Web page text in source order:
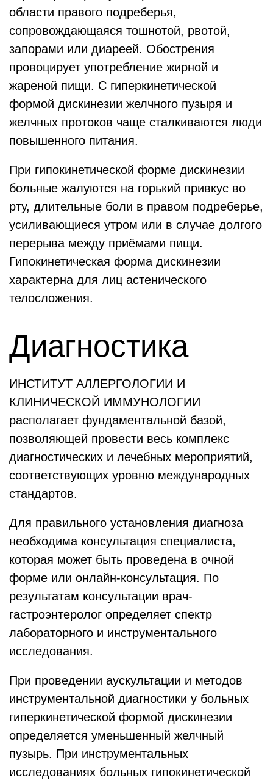
области правого подреберья,
сопровождающаяся тошнотой, рвотой,
запорами или диареей. Обострения
провоцирует употребление жирной и
жареной пищи. С гиперкинетической
формой дискинезии желчного пузыря и
желчных протоков чаще сталкиваются люди
повышенного питания.
При гипокинетической форме дискинезии
больные жалуются на горький привкус во
рту, длительные боли в правом подреберье,
усиливающиеся утром или в случае долгого
перерыва между приёмами пищи.
Гипокинетическая форма дискинезии
характерна для лиц астенического
телосложения.
Диагностика
ИНСТИТУТ АЛЛЕРГОЛОГИИ И
КЛИНИЧЕСКОЙ ИММУНОЛОГИИ
располагает фундаментальной базой,
позволяющей провести весь комплекс
диагностических и лечебных мероприятий,
соответствующих уровню международных
стандартов.
Для правильного установления диагноза
необходима консультация специалиста,
которая может быть проведена в очной
форме или онлайн-консультация. По
результатам консультации врач-
гастроэнтеролог определяет спектр
лабораторного и инструментального
исследования.
При проведении аускультации и методов
инструментальной диагностики у больных
гиперкинетической формой дискинезии
определяется уменьшенный желчный
пузырь. При инструментальных
исследованиях больных гипокинетической